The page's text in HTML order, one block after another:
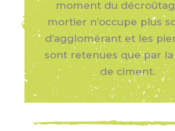
moment du
mortier n’occupe plus
d’agglomérant et les
sont retenues que par
de ciment.